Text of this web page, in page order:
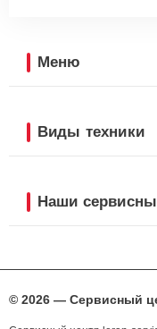
Меню
Виды техники
Наши
© 2026 — Сервисный